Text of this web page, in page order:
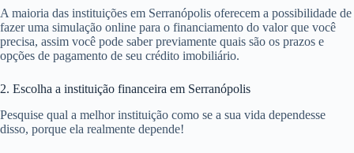
A maioria das instituições em Serranópolis oferecem a possibilidade de
fazer uma simulação online para o financiamento do valor que você
precisa, assim você pode saber previamente quais são os prazos e
opções de pagamento de seu crédito imobiliário.
2. Escolha a instituição financeira em Serranópolis
Pesquise qual a melhor instituição como se a sua vida dependesse
disso, porque ela realmente depende!